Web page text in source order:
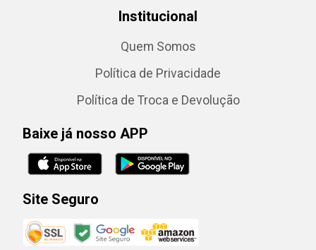
Institucional
Quem Somos
Política de Privacidade
Política de Troca e Devolução
Baixe já nosso APP
Site Seguro